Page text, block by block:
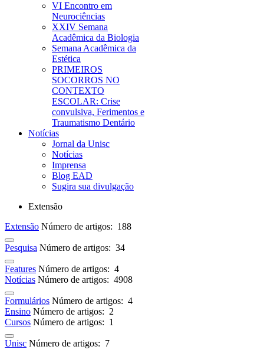
VI Encontro em
Neurociências
XXIV Semana
Acadêmica da Biologia
Semana Acadêmica da
Estética
PRIMEIROS
SOCORROS NO
CONTEXTO
ESCOLAR: Crise
convulsiva, Ferimentos e
Traumatismo Dentário
Notícias
Jornal da Unisc
Notícias
Imprensa
Blog EAD
Sugira sua divulgação
Extensão
Extensão Número de artigos: 188
Pesquisa Número de artigos: 34
Features Número de artigos: 4
Notícias Número de artigos: 4908
Formulários Número de artigos: 4
Ensino Número de artigos: 2
Cursos Número de artigos: 1
Unisc Número de artigos: 7